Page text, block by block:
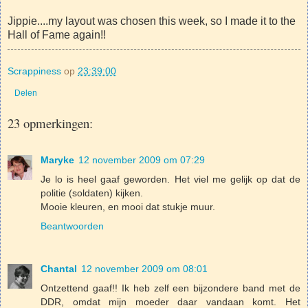
Jippie....my layout was chosen this week, so I made it to the
Hall of Fame again!!
Scrappiness op 23:39:00
Delen
23 opmerkingen:
Maryke 12 november 2009 om 07:29
Je lo is heel gaaf geworden. Het viel me gelijk op dat de
politie (soldaten) kijken.
Mooie kleuren, en mooi dat stukje muur.
Beantwoorden
Chantal 12 november 2009 om 08:01
Ontzettend gaaf!! Ik heb zelf een bijzondere band met de
DDR, omdat mijn moeder daar vandaan komt. Het